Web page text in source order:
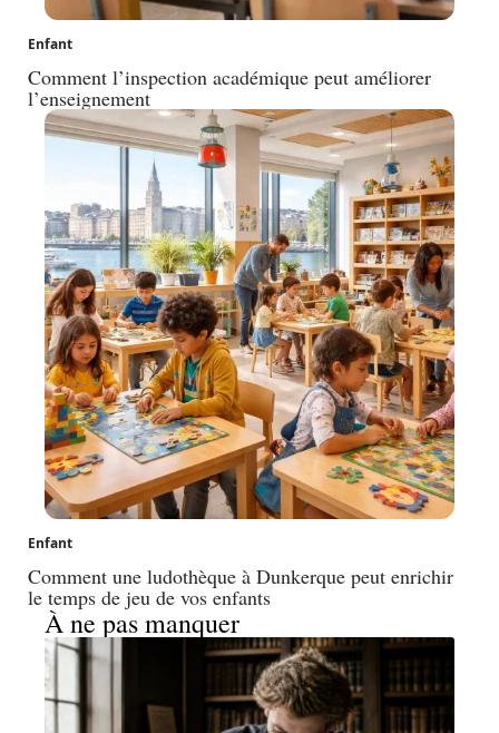
Enfant
Comment l’inspection académique peut améliorer
l’enseignement
Enfant
Comment une ludothèque à Dunkerque peut enrichir
le temps de jeu de vos enfants
À ne pas manquer